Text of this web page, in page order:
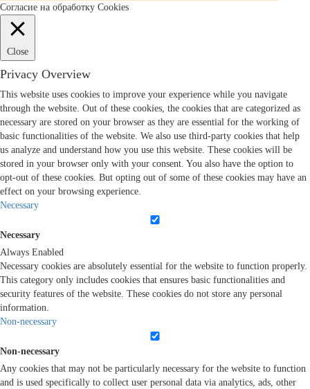
Согласие на обработку Cookies
Close
Privacy Overview
This website uses cookies to improve your experience while you navigate
through the website. Out of these cookies, the cookies that are categorized as
necessary are stored on your browser as they are essential for the working of
basic functionalities of the website. We also use third-party cookies that help
us analyze and understand how you use this website. These cookies will be
stored in your browser only with your consent. You also have the option to
opt-out of these cookies. But opting out of some of these cookies may have an
effect on your browsing experience.
Necessary
Necessary
Always Enabled
Necessary cookies are absolutely essential for the website to function properly.
This category only includes cookies that ensures basic functionalities and
security features of the website. These cookies do not store any personal
information.
Non-necessary
Non-necessary
Any cookies that may not be particularly necessary for the website to function
and is used specifically to collect user personal data via analytics, ads, other